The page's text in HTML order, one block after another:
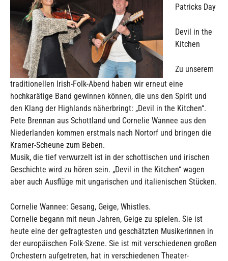
Patricks Day
Devil in the
Kitchen
Zu unserem
traditionellen Irish-Folk-Abend haben wir erneut eine
hochkarätige Band gewinnen können, die uns den Spirit und
den Klang der Highlands näherbringt: „Devil in the Kitchen“.
Pete Brennan aus Schottland und Cornelie Wannee aus den
Niederlanden kommen erstmals nach Nortorf und bringen die
Kramer-Scheune zum Beben.
Musik, die tief verwurzelt ist in der schottischen und irischen
Geschichte wird zu hören sein. „Devil in the Kitchen“ wagen
aber auch Ausflüge mit ungarischen und italienischen Stücken.
Cornelie Wannee: Gesang, Geige, Whistles.
Cornelie begann mit neun Jahren, Geige zu spielen. Sie ist
heute eine der gefragtesten und geschätzten Musikerinnen in
der europäischen Folk-Szene. Sie ist mit verschiedenen großen
Orchestern aufgetreten, hat in verschiedenen Theater-